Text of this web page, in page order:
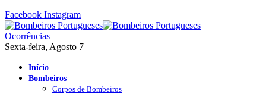
Facebook Instagram
Ocorrências
Sexta-feira, Agosto 7
Início
Bombeiros
Corpos de Bombeiros